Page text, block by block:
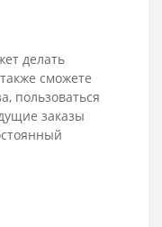
делать
сможете
пользоваться
заказы